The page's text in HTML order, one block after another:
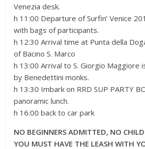
Venezia desk.
h 11:00 Departure of Surfin’ Venice
with bags of participants.
h 12:30 Arrival time at Punta della
of Bacino S. Marco
h 13:00 Arrival to S. Giorgio Maggiore
by Benedettini monks.
h 13:30 Imbark on RRD SUP PARTY
panoramic lunch.
h 16:00 back to car park
NO BEGINNERS ADMITTED, NO
YOU MUST HAVE THE LEASH WITH